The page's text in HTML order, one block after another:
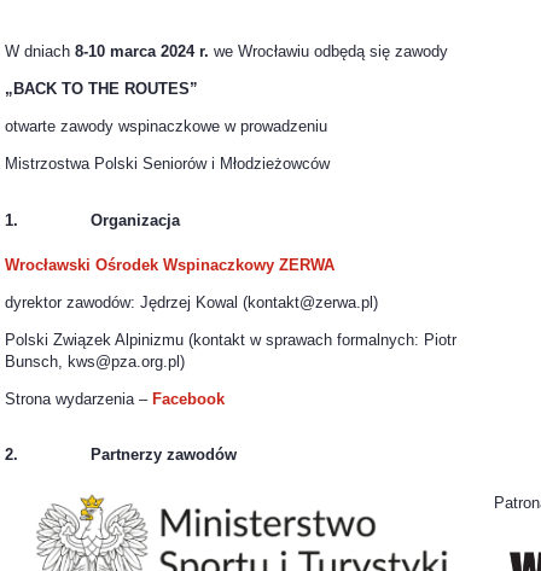
W dniach8-10 marca 2024 r. we Wrocławiu odbędą się zawody
„BACK TO THE ROUTES”
otwarte zawody wspinaczkowe w prowadzeniu
Mistrzostwa Polski Seniorów i Młodzieżowców
1. Organizacja
Wrocławski Ośrodek Wspinaczkowy ZERWA
dyrektor zawodów: Jędrzej Kowal (kontakt@zerwa.pl)
Polski Związek Alpinizmu (kontakt w sprawach formalnych: Piotr
Bunsch, kws@pza.org.pl)
Strona wydarzenia –Facebook
2. Partnerzy zawodów